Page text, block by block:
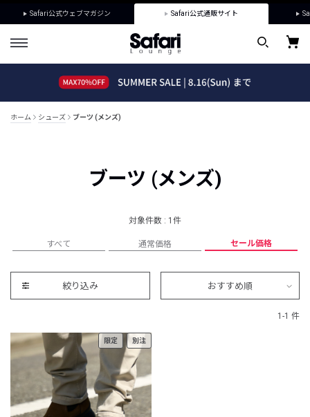
Safari公式ウェブマガジン Safari公式通販サイト
ホーム シューズ ブーツ (メンズ)
ブーツ (メンズ)
対象件数 : 1件
すべて 通常価格 セール価格
絞り込み おすすめ順
1-1 件
限定 別注